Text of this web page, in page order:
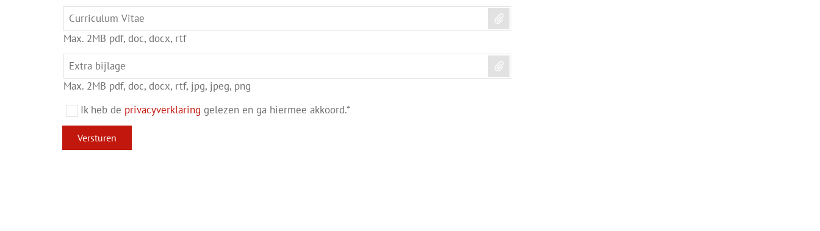
Max. 2MB pdf, doc, docx, rtf
Max. 2MB pdf, doc, docx, rtf, jpg, jpeg, png
Ik heb de privacyverklaring gelezen en ga hiermee akkoord.*
Versturen